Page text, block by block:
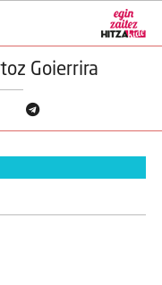
Goierrira